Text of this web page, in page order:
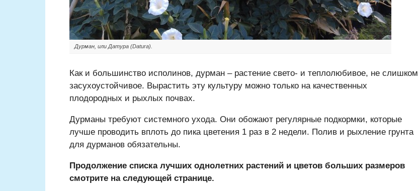
Дурман, или Датура (Datura).
Как и большинство исполинов, дурман – растение свето- и теплолюбивое, не слишком
засухоустойчивое. Вырастить эту культуру можно только на качественных
плодородных и рыхлых почвах.
Дурманы требуют системного ухода. Они обожают регулярные подкормки, которые
лучше проводить вплоть до пика цветения 1 раз в 2 недели. Полив и рыхление грунта
для дурманов обязательны.
Продолжение списка лучших однолетних растений и цветов больших размеров
смотрите на следующей странице.